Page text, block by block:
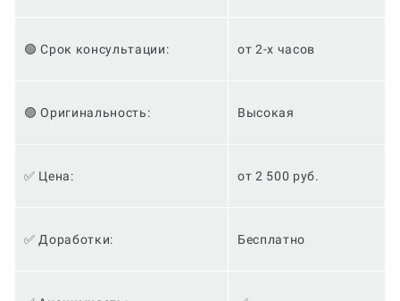
🟢 Срок консультации: от 2-х часов
🟢 Оригинальность: Высокая
✅ Цена: от 2 500 руб.
✅ Доработки: Бесплатно